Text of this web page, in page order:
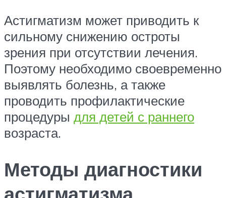
Астигматизм может приводить к
сильному снижению остроты
зрения при отсутствии лечения.
Поэтому необходимо своевременно
выявлять болезнь, а также
проводить профилактические
процедуры для детей с раннего
возраста.
Методы диагностики